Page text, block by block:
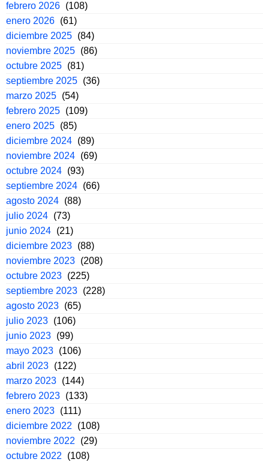
febrero 2026 (108)
enero 2026 (61)
diciembre 2025 (84)
noviembre 2025 (86)
octubre 2025 (81)
septiembre 2025 (36)
marzo 2025 (54)
febrero 2025 (109)
enero 2025 (85)
diciembre 2024 (89)
noviembre 2024 (69)
octubre 2024 (93)
septiembre 2024 (66)
agosto 2024 (88)
julio 2024 (73)
junio 2024 (21)
diciembre 2023 (88)
noviembre 2023 (208)
octubre 2023 (225)
septiembre 2023 (228)
agosto 2023 (65)
julio 2023 (106)
junio 2023 (99)
mayo 2023 (106)
abril 2023 (122)
marzo 2023 (144)
febrero 2023 (133)
enero 2023 (111)
diciembre 2022
(108)
noviembre 2022
(29)
octubre 2022
(108)